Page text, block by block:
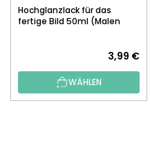
Hochglanzlack für das
fertige Bild 50ml (Malen
3,99 €
WÄHLEN